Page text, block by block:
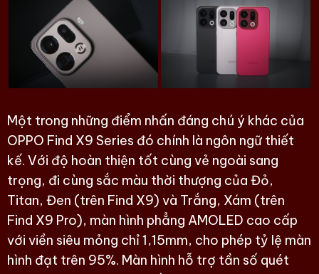
Một trong những điểm nhấn đáng chú ý khác của
OPPO Find X9 Series đó chính là ngôn ngữ thiết
kế. Với độ hoàn thiện tốt cùng vẻ ngoài sang
trọng, đi cùng sắc màu thời thượng của Đỏ,
Titan, Đen (trên Find X9) và Trắng, Xám (trên
Find X9 Pro), màn hình phẳng AMOLED cao cấp
với viền siêu mỏng chỉ 1,15mm, cho phép tỷ lệ màn
hình đạt trên 95%. Màn hình hỗ trợ tần số quét